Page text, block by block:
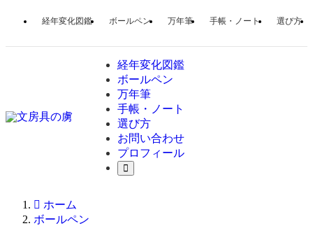
経年変化図鑑 ボールペン 万年筆 手帳・ノート 選び方
経年変化図鑑
ボールペン
万年筆
手帳・ノート
選び方
お問い合わせ
プロフィール
ホーム
ボールペン